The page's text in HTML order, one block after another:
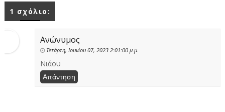
1 σχόλιο:
Ανώνυμος
Τετάρτη, Ιουνίου 07, 2023 2:01:00 μ.μ.
Νιάου
Απάντηση